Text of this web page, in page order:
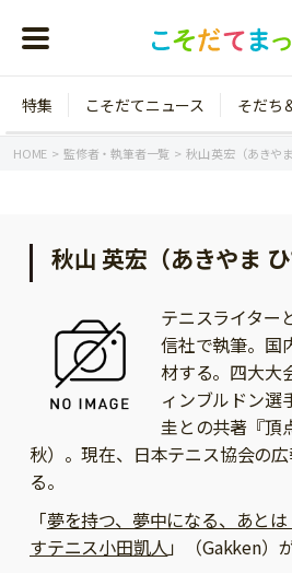
年齢から探す
0歳
2歳
年中
小学1年生
小学5年生
特集
こそだてニュース
イベント
ワーク・ドリル
幼稚園・保育園
こそだて生活
特集 こそだてニュース そだち
HOME 監修者・執筆者一覧 秋山 英宏（あきや
秋山 英宏（あきやま ひ
テニスライター
信社で執筆。国
材する。四大大
ィンブルドン選
圭との共著『頂
秋）。現在、日本テニス協会の
る。
「夢を持つ、夢中になる、あ
すテニス小田凱人」（Gakken）